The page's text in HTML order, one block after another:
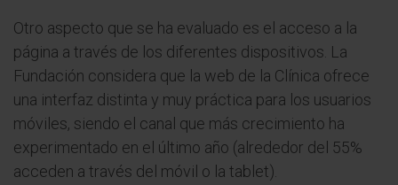
Otro aspecto que se ha evaluado es el acceso a la
página a través de los diferentes dispositivos. La
Fundación considera que la web de la Clínica ofrece
una interfaz distinta y muy práctica para los usuarios
móviles, siendo el canal que más crecimiento ha
experimentado en el último año (alrededor del 55%
acceden a través del móvil o la tablet).